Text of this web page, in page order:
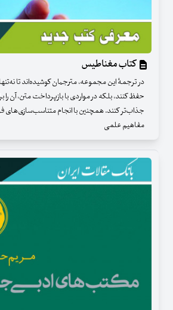
کتاب مغناطیس
در ترجمهٔ این مجموعه، مترجمان کوشیده‌اند تا
حفظ کنند، بلکه در مواردی با بازپرداخت متن، آن را
جذاب‌تر کنند. همچنین با انجام متناسب‌سازی‌های
مفاهیم علمی